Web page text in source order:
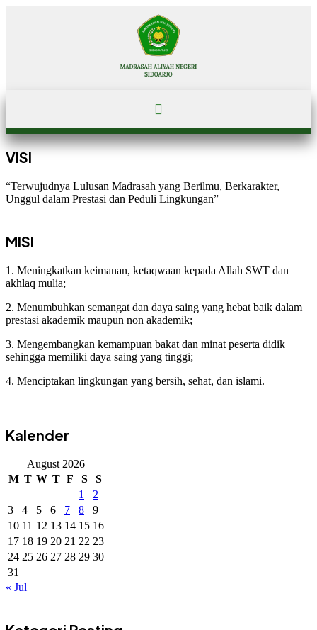
VISI
“Terwujudnya Lulusan Madrasah yang Berilmu, Berkarakter,
Unggul dalam Prestasi dan Peduli Lingkungan”
MISI
1. Meningkatkan keimanan, ketaqwaan kepada Allah SWT dan
akhlaq mulia;
2. Menumbuhkan semangat dan daya saing yang hebat baik dalam
prestasi akademik maupun non akademik;
3. Mengembangkan kemampuan bakat dan minat peserta didik
sehingga memiliki daya saing yang tinggi;
4. Menciptakan lingkungan yang bersih, sehat, dan islami.
Kalender
August 2026
M T W T F S
S
1
2
3
4 5 6 7 8
9
10 11 12 13 14 15 16
17 18 19 20 21 22 23
24 25 26 27 28 29 30
31
« Jul